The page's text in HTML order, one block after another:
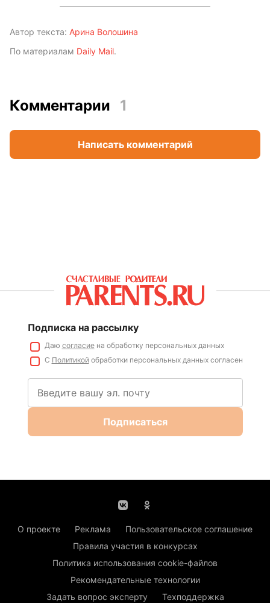
Автор текста: Арина Волошина
По материалам Daily Mail.
Комментарии 1
Написать комментарий
Подписка на рассылку
Даю согласиена обработку персональных данных
С Политикойобработки персональных данных согласен
Подписаться
О проекте Реклама
Пользовательское соглашение
Правила участия в конкурсах
Политика использования cookie-файлов
Рекомендательные технологии
Задать вопрос эксперту
Техподдержка